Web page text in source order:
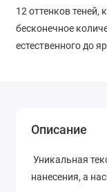
12 оттенков теней,
бесконечное
естественного до
Описание
Уникальная
нанесения, а